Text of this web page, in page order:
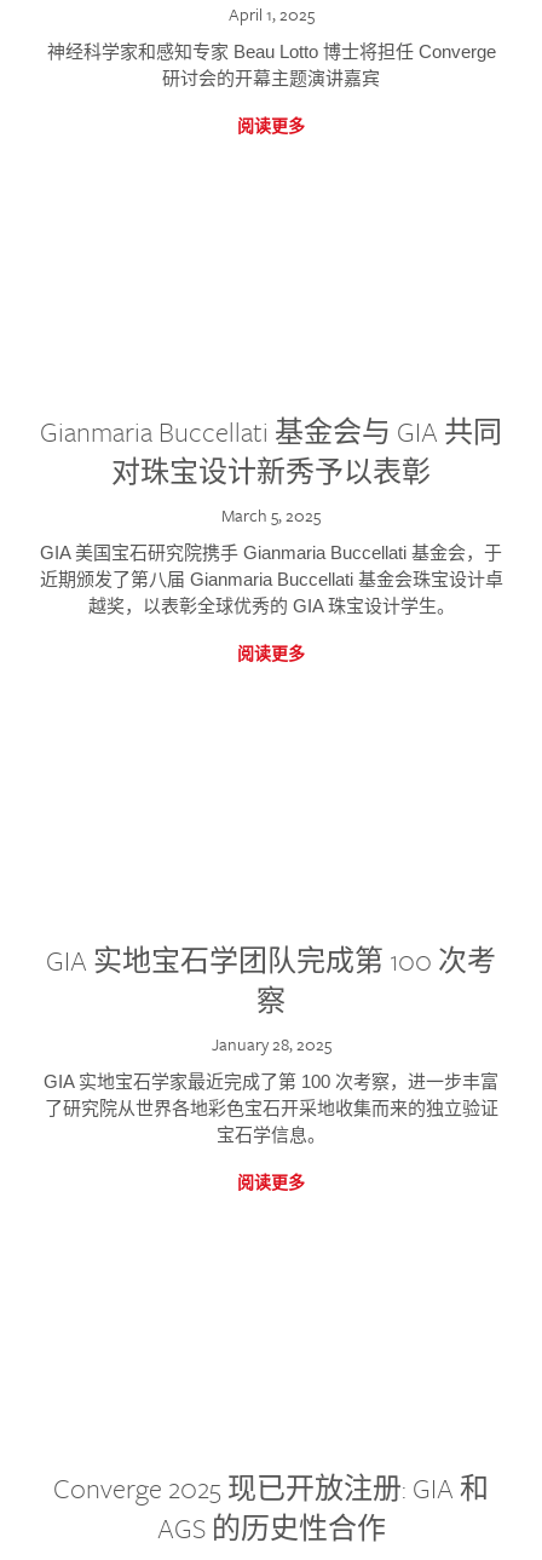
April 1, 2025
神经科学家和感知专家 Beau Lotto 博士将担任 Converge
研讨会的开幕主题演讲嘉宾
阅读更多
Gianmaria Buccellati 基金会与 GIA 共同
对珠宝设计新秀予以表彰
March 5, 2025
GIA 美国宝石研究院携手 Gianmaria Buccellati 基金会，于
近期颁发了第八届 Gianmaria Buccellati 基金会珠宝设计卓
越奖，以表彰全球优秀的 GIA 珠宝设计学生。
阅读更多
GIA 实地宝石学团队完成第 100 次考
察
January 28, 2025
GIA 实地宝石学家最近完成了第 100 次考察，进一步丰富
了研究院从世界各地彩色宝石开采地收集而来的独立验证
宝石学信息。
阅读更多
Converge 2025 现已开放注册: GIA 和
AGS 的历史性合作